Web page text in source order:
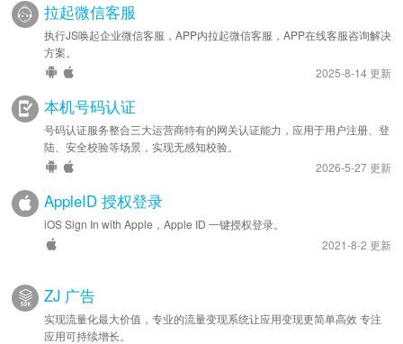
拉起微信客服
执行JS唤起企业微信客服，APP内拉起微信客服，APP在线客服咨询解决
方案。
2025-8-14 更新
本机号码认证
号码认证服务整合三大运营商特有的网关认证能力，应用于用户注册、登
陆、安全校验等场景，实现无感知校验。
2026-5-27 更新
AppleID 授权登录
iOS Sign In with Apple，Apple ID 一键授权登录。
2021-8-2 更新
ZJ 广告
实现流量化最大价值，专业的流量变现系统让应用变现更简单高效 专注
应用可持续增长。